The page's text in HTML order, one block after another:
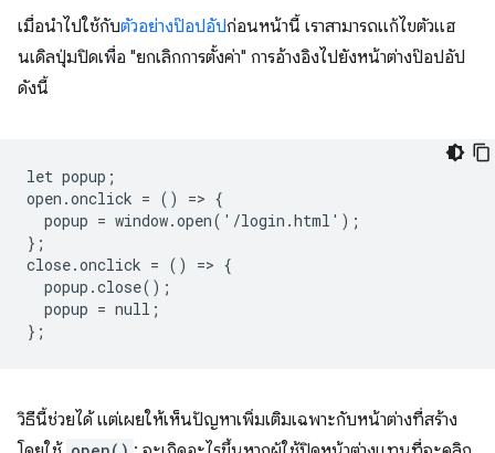
เมื่อนําไปใช้กับตัวอย่างป๊อปอัปก่อนหน้านี้ เราสามารถแก้ไขตัวแฮ
นเดิลปุ่มปิดเพื่อ "ยกเลิกการตั้งค่า" การอ้างอิงไปยังหน้าต่างป๊อปอัป
ดังนี้
let popup;
open.onclick = () => {
  popup = window.open('/login.html');
};
close.onclick = () => {
  popup.close();
  popup = null;
วิธีนี้ช่วยได้ แต่เผยให้เห็นปัญหาเพิ่มเติมเฉพาะกับหน้าต่างที่สร้าง